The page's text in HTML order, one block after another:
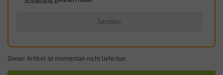
Senden
Dieser Artikel ist momentan nicht lieferbar.